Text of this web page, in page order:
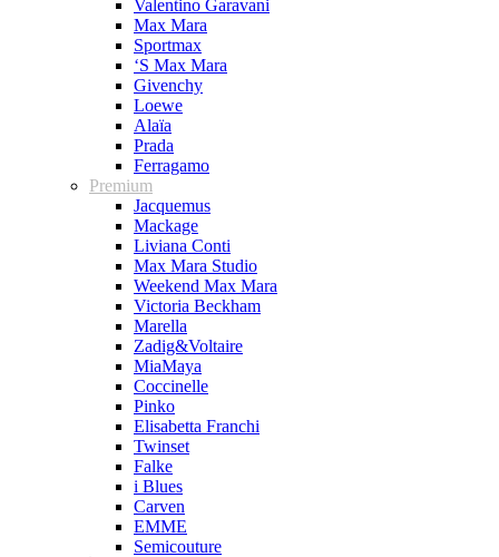
Valentino Garavani
Max Mara
Sportmax
‘S Max Mara
Givenchy
Loewe
Alaïa
Prada
Ferragamo
Premium
Jacquemus
Mackage
Liviana Conti
Max Mara Studio
Weekend Max Mara
Victoria Beckham
Marella
Zadig&Voltaire
MiaMaya
Coccinelle
Pinko
Elisabetta Franchi
Twinset
Falke
i Blues
Carven
EMME
Semicouture